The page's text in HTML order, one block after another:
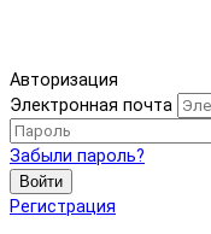
Авторизация
Электронная почта
Забыли пароль?
Войти
Регистрация